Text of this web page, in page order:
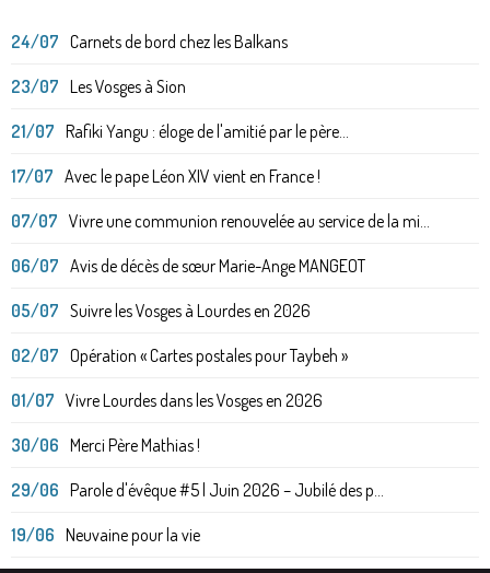
24/07 Carnets de bord chez les Balkans
23/07 Les Vosges à Sion
21/07 Rafiki Yangu : éloge de l'amitié par le père...
17/07 Avec le pape Léon XIV vient en France !
07/07 Vivre une communion renouvelée au service de la mi...
06/07 Avis de décès de sœur Marie-Ange MANGEOT
05/07 Suivre les Vosges à Lourdes en 2026
02/07 Opération « Cartes postales pour Taybeh »
01/07 Vivre Lourdes dans les Vosges en 2026
30/06 Merci Père Mathias !
29/06 Parole d'évêque #5 | Juin 2026 – Jubilé des p...
19/06 Neuvaine pour la vie